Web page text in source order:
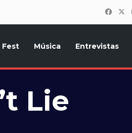
Fest Música Entrevistas
Lie